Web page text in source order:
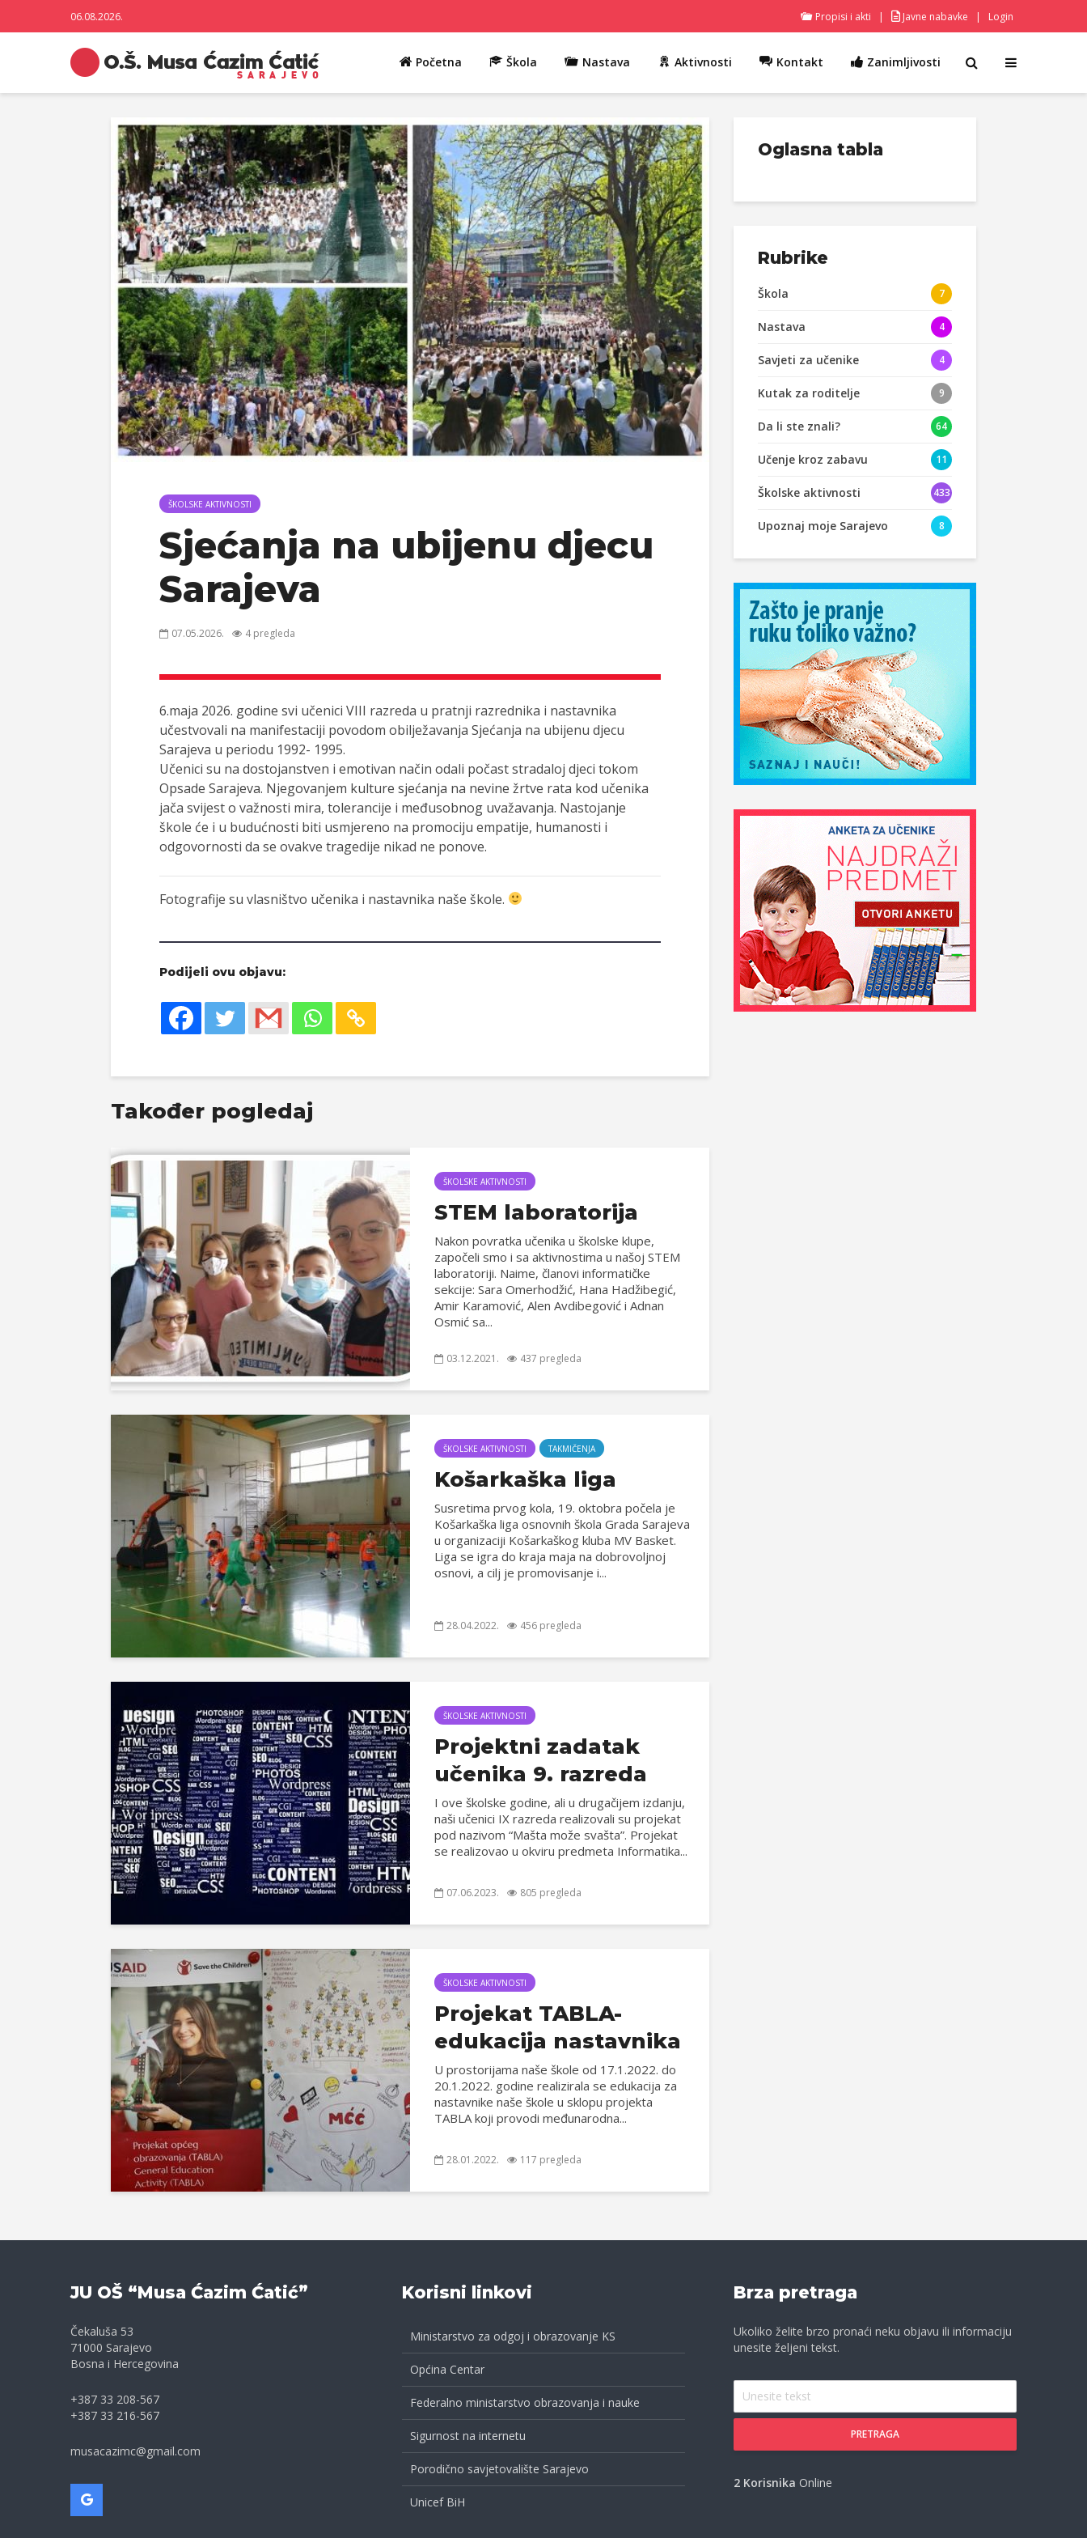
06.08.2026. Propisi i akti | Javne nabavke | Login
Početna Škola Nastava Aktivnosti Kontakt Zanimljivosti
ŠKOLSKE AKTIVNOSTI
Sjećanja na ubijenu djecu
Sarajeva
07.05.2026. 4 pregleda
6.maja 2026. godine svi učenici VIII razreda u pratnji razrednika i nastavnika
učestvovali na manifestaciji povodom obilježavanja Sjećanja na ubijenu djecu
Sarajeva u periodu 1992- 1995.
Učenici su na dostojanstven i emotivan način odali počast stradaloj djeci tokom
Opsade Sarajeva. Njegovanjem kulture sjećanja na nevine žrtve rata kod učenika
jača svijest o važnosti mira, tolerancije i međusobnog uvažavanja. Nastojanje
škole će i u budućnosti biti usmjereno na promociju empatije, humanosti i
odgovornosti da se ovakve tragedije nikad ne ponove.
Fotografije su vlasništvo učenika i nastavnika naše škole.
Podijeli ovu objavu:
Također pogledaj
ŠKOLSKE AKTIVNOSTI
STEM laboratorija
Nakon povratka učenika u školske klupe,
započeli smo i sa aktivnostima u našoj STEM
laboratoriji. Naime, članovi informatičke
sekcije: Sara Omerhodžić, Hana Hadžibegić,
Amir Karamović, Alen Avdibegović i Adnan
Osmić sa...
03.12.2021. 437 pregleda
ŠKOLSKE AKTIVNOSTI TAKMIČENJA
Košarkaška liga
Susretima prvog kola, 19. oktobra počela je
Košarkaška liga osnovnih škola Grada Sarajeva
u organizaciji Košarkaškog kluba MV Basket.
Liga se igra do kraja maja na dobrovoljnoj
osnovi, a cilj je promovisanje i...
28.04.2022. 456 pregleda
ŠKOLSKE AKTIVNOSTI
Projektni zadatak
učenika 9. razreda
I ove školske godine, ali u drugačijem izdanju,
naši učenici IX razreda realizovali su projekat
pod nazivom “Mašta može svašta”. Projekat
se realizovao u okviru predmeta Informatika...
07.06.2023. 805 pregleda
ŠKOLSKE AKTIVNOSTI
Projekat TABLA-
edukacija nastavnika
U prostorijama naše škole od 17.1.2022. do
20.1.2022. godine realizirala se edukacija za
nastavnike naše škole u sklopu projekta
TABLA koji provodi međunarodna...
28.01.2022. 117 pregleda
Oglasna tabla
Rubrike
Škola 7
Nastava 4
Savjeti za učenike 4
Kutak za roditelje 9
Da li ste znali? 64
Učenje kroz zabavu 11
Školske aktivnosti 433
Upoznaj moje Sarajevo 8
JU OŠ “Musa Ćazim Ćatić”
Čekaluša 53
71000 Sarajevo
Bosna i Hercegovina
+387 33 208-567
+387 33 216-567
musacazimc@gmail.com
Korisni linkovi
Ministarstvo za odgoj i obrazovanje KS
Općina Centar
Federalno ministarstvo obrazovanja i nauke
Sigurnost na internetu
Porodično savjetovalište Sarajevo
Unicef BiH
Brza pretraga
Ukoliko želite brzo pronaći neku objavu ili informaciju
unesite željeni tekst.
PRETRAGA
2 Korisnika Online